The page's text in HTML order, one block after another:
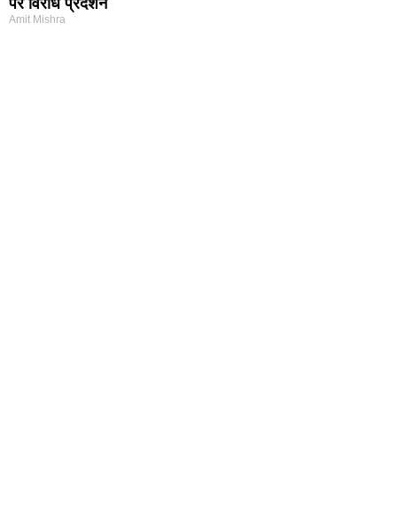
पर विरोध प्रदर्शन
Amit Mishra